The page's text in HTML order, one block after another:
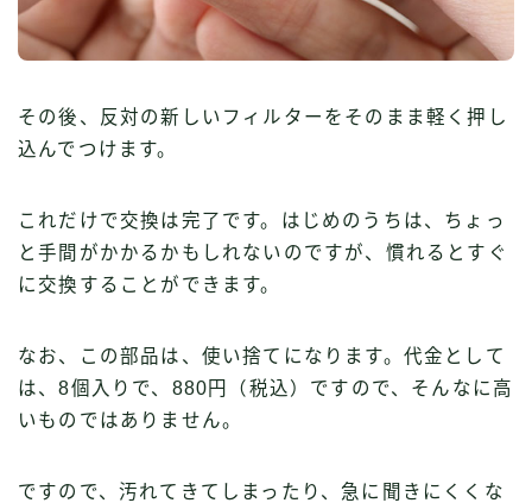
その後、反対の新しいフィルターをそのまま軽く押し
込んでつけます。
これだけで交換は完了です。はじめのうちは、ちょっ
と手間がかかるかもしれないのですが、慣れるとすぐ
に交換することができます。
なお、この部品は、使い捨てになります。代金として
は、8個入りで、880円（税込）ですので、そんなに高
いものではありません。
ですので、汚れてきてしまったり、急に聞きにくくな